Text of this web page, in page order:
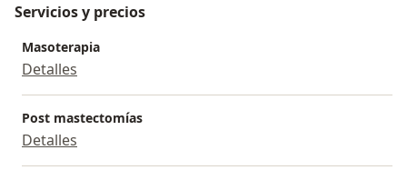
Servicios y precios
Masoterapia
Detalles
Post mastectomías
Detalles